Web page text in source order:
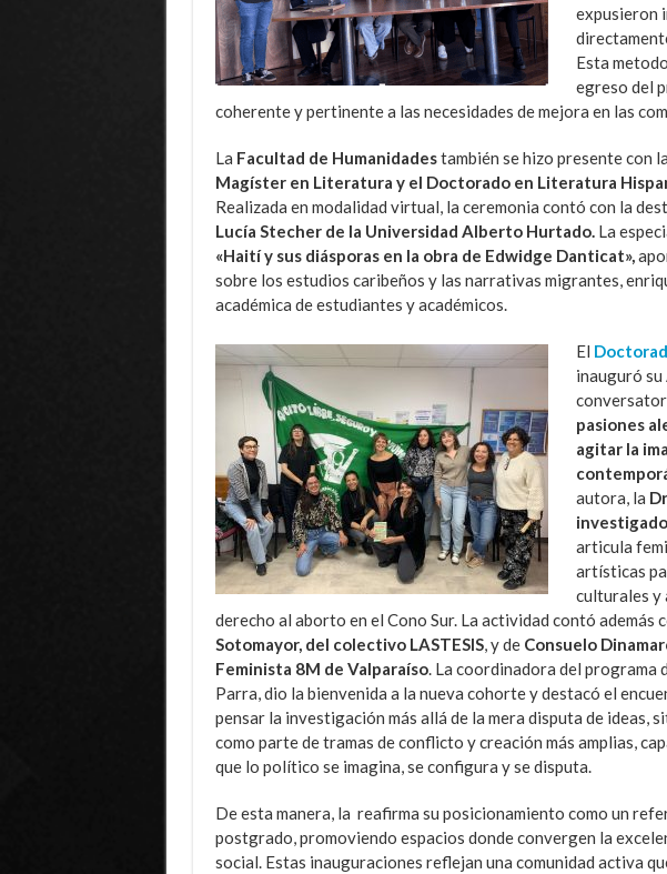
expusieron
Esta
egreso del
coherente y pertinente a las necesidades de mejora en las
La Facultad de Humanidadestambién se hizo presente con
Magíster en Literatura y el Doctorado en Literatura
Realizada en modalidad virtual, la ceremonia contó con la
Lucía Stecher de la Universidad Alberto Hurtado. La
«Haití y sus diásporas en la obra de Edwidge Danticat»,
sobre los estudios caribeños y las narrativas migrantes,
académica de estudiantes y académicos.
El
inauguró su
pasiones
agitar la
autora, la
articula
artísticas
culturales y
derecho al aborto en el Cono Sur. La actividad contó además
Sotomayor, del colectivo LASTESIS, y de Consuelo
Feminista 8M de Valparaíso. La coordinadora del programa
Parra, dio la bienvenida a la nueva cohorte y destacó el
pensar la investigación más allá de la mera disputa de ideas,
como parte de tramas de conflicto y creación más amplias,
que lo político se imagina, se configura y se disputa.
De esta manera, la reafirma su posicionamiento como un
postgrado, promoviendo espacios donde convergen la
social. Estas inauguraciones reflejan una comunidad activa